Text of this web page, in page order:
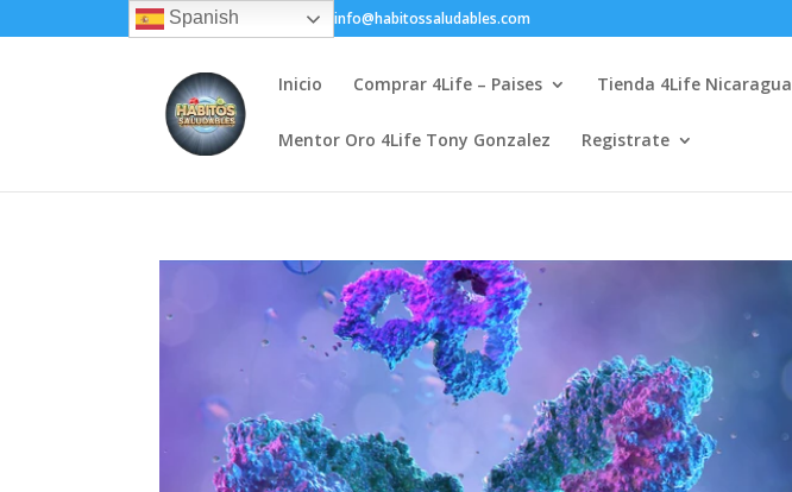
+(505) 8200-1450 info@habitossaludables.com
Inicio Comprar 4Life – Paises Tienda 4Life Nicaragua
Mentor Oro 4Life Tony Gonzalez Registrate
Spanish